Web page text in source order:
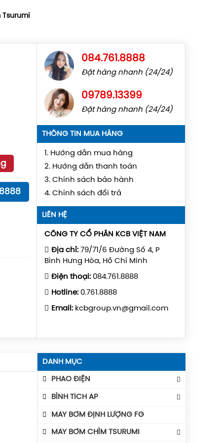
Tsurumi
084.761.8888
Đặt hàng nhanh (24/24)
09789.13399
Đặt hàng nhanh (24/24)
THÔNG TIN MUA HÀNG
1. Hướng dẫn mua hàng
2. Hướng dẫn thanh toán
3. Chính sách bảo hành
4. Chính sách đổi trả
LIÊN HỆ
CÔNG TY CỔ PHẦN KCB VIỆT NAM
Địa chỉ: 79/71/6 Đường Số 4, P
Bình Hưng Hòa, Hồ Chí Minh
Điện thoại: 084.761.8888
Hotline: 0.761.8888
Email: kcbgroup.vn@gmail.com
DANH MỤC
PHAO ĐIỆN
Phao Báo Mức
Phao Điện Tecno- Italy
BÌNH TÍCH ÁP
Bình Tích Áp Aquafill
Bình Tích Áp VAREM
MÁY BƠM ĐỊNH LƯỢNG FG
MÁY BƠM CHÌM TSURUMI